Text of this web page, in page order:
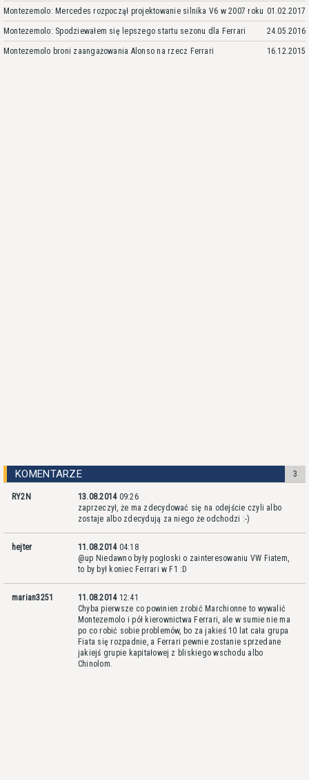
Montezemolo: Mercedes rozpoczął projektowanie silnika V6 w 2007 roku 01.02.2017
Montezemolo: Spodziewałem się lepszego startu sezonu dla Ferrari 24.05.2016
Montezemolo broni zaangażowania Alonso na rzecz Ferrari 16.12.2015
KOMENTARZE 3
RY2N 13.08.2014 09:26
zaprzeczył, że ma zdecydować się na odejście czyli albo
zostaje albo zdecydują za niego że odchodzi :-)
hejter 11.08.2014 04:18
@up Niedawno były pogłoski o zainteresowaniu VW Fiatem,
to by był koniec Ferrari w F1 :D
marian3251 11.08.2014 12:41
Chyba pierwsze co powinien zrobić Marchionne to wywalić
Montezemolo i pół kierownictwa Ferrari, ale w sumie nie ma
po co robić sobie problemów, bo za jakieś 10 lat cała grupa
Fiata się rozpadnie, a Ferrari pewnie zostanie sprzedane
jakiejś grupie kapitałowej z bliskiego wschodu albo
Chinolom.